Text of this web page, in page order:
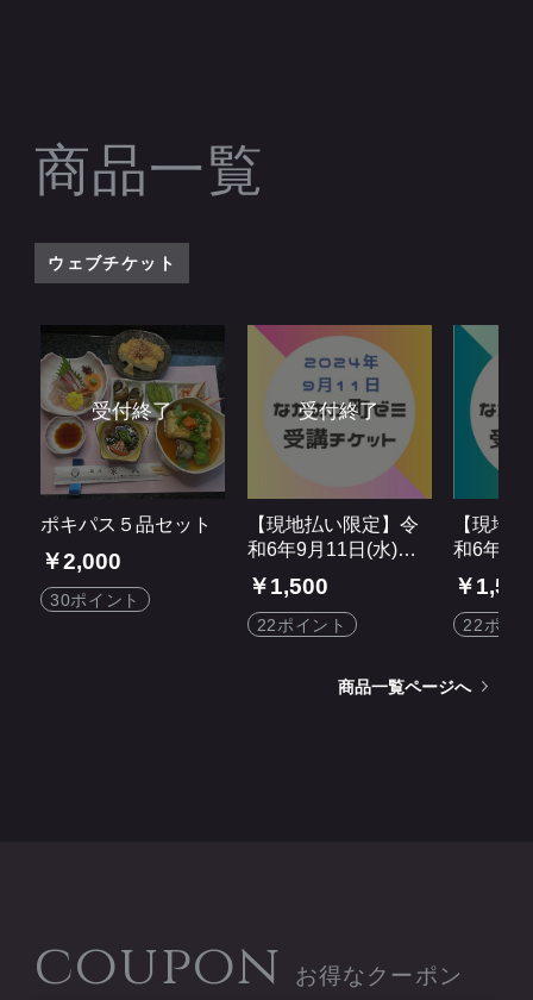
商品一覧
ウェブチケット
ポキパス５品セット
￥2,000
30ポイント
【現地払い限定】令
和6年9月11日(水)米
八まちゼミ受講チケ
ット
￥1,500
22ポイント
【現地
和6年9
まちゼ
ト
￥
22ポイ
商品一覧ページへ
coupon